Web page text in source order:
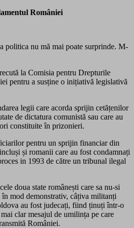
României
politica nu mă mai poate surprinde. M-
la Comisia pentru Drepturile
pentru a susține o inițiativă legislativă
legii care acorda sprijin cetățenilor
de dictatura comunistă sau care au
constituite în prizonieri.
pentru un sprijin financiar din
și romanii care au fost condamnați
in 1993 de către un tribunal ilegal
doua state românești care sa nu-si
în mod demonstrativ, câțiva militanți
au fost judecați, fiind ținuți într-o
clar mesajul de umilința pe care
României.